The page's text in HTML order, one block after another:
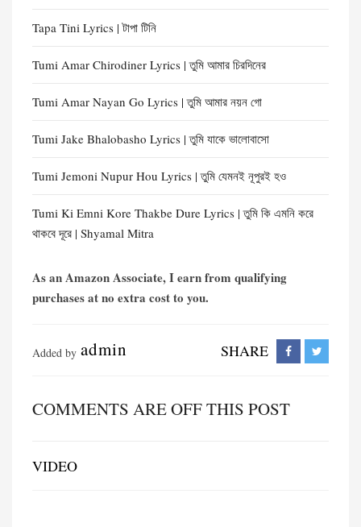
Tapa Tini Lyrics | টাপা টিনি
Tumi Amar Chirodiner Lyrics | তুমি আমার চিরদিনের
Tumi Amar Nayan Go Lyrics | তুমি আমার নয়ন গো
Tumi Jake Bhalobasho Lyrics | তুমি যাকে ভালোবাসো
Tumi Jemoni Nupur Hou Lyrics | তুমি যেমনই নূপুরই হও
Tumi Ki Emni Kore Thakbe Dure Lyrics | তুমি কি এমনি করে
থাকবে দূরে | Shyamal Mitra
As an Amazon Associate, I earn from qualifying
purchases at no extra cost to you.
Added by admin SHARE
COMMENTS ARE OFF THIS POST
VIDEO